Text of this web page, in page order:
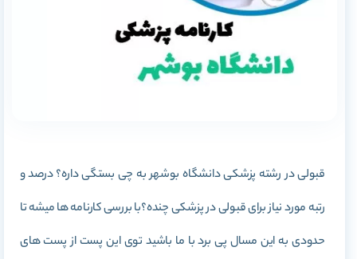
قبولی در رشته پزشکی دانشگاه بوشهر به چی بستگی داره؟ درصد و
رتبه مورد نیاز برای قبولی در پزشکی چنده؟با بررسی کارنامه ها میشه تا
حدودی به این مسال پی برد با ما باشید توی این پست از پست های